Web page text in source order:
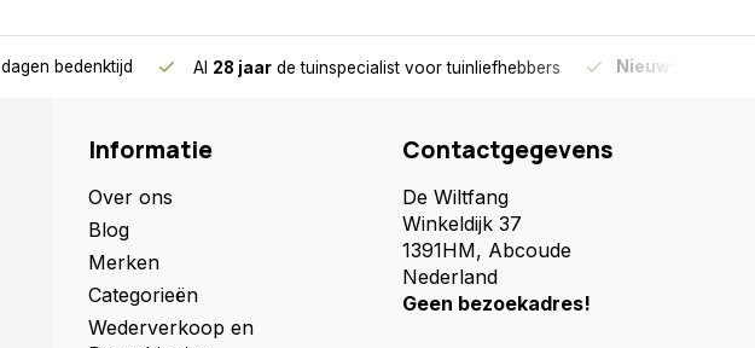
dagen bedenktijd Al 28 jaar de tuinspecialist voor tuinliefhebbers Nieuw:
Informatie
Over ons
Blog
Merken
Categorieën
Wederverkoop en
Contactgegevens
De Wiltfang
Winkeldijk 37
1391HM, Abcoude
Nederland
Geen bezoekadres!